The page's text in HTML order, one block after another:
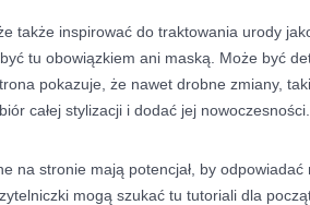
także inspirować do traktowania urody
tu obowiązkiem ani maską. Może być
pokazuje, że nawet drobne zmiany,
całej stylizacji i dodać jej nowoczesności.
na stronie mają potencjał, by
mogą szukać tu tutoriali dla